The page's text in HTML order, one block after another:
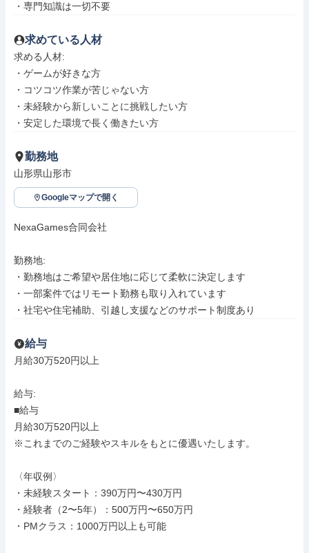
・専門知識は一切不要
求めている人材
求める人材:
・ゲームが好きな方
・コツコツ作業が苦じゃない方
・未経験から新しいことに挑戦したい方
・安定した環境で長く働きたい方
勤務地
山形県山形市
Googleマップで開く
NexaGames合同会社
勤務地:
・勤務地はご希望や居住地に応じて柔軟に決定します
・一部案件ではリモート勤務も取り入れています
・社宅や住宅補助、引越し支援などのサポート制度あり
給与
月給30万520円以上
給与:
■給与
月給30万520円以上
※これまでのご経験やスキルをもとに優遇いたします。
〈年収例〉
・未経験スタート：390万円〜430万円
・経験者（2〜5年）：500万円〜650万円
・PMクラス：1000万円以上も可能